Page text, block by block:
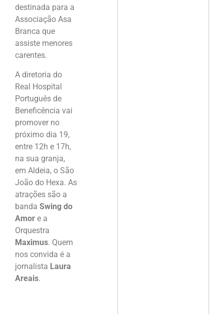
destinada para a
Associação Asa
Branca que
assiste menores
carentes.
A diretoria do
Real Hospital
Português de
Beneficência vai
promover no
próximo dia 19,
entre 12h e 17h,
na sua granja,
em Aldeia, o São
João do Hexa. As
atrações são a
banda Swing do
Amor e a
Orquestra
Maximus. Quem
nos convida é a
jornalista Laura
Areais.